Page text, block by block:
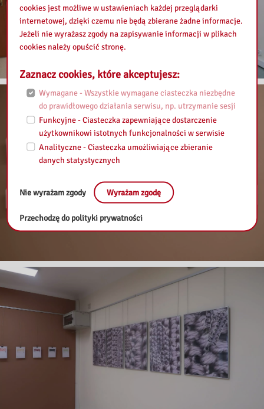
cookies jest możliwe w ustawieniach każdej przeglądarki
internetowej, dzięki czemu nie będą zbierane żadne informacje.
Jeżeli nie wyrażasz zgody na zapisywanie informacji w plikach
cookies należy opuścić stronę.
Zaznacz cookies, które akceptujesz:
Wymagane - Wszystkie wymagane ciasteczka niezbędne
do prawidłowego działania serwisu, np. utrzymanie sesji
Funkcyjne - Ciasteczka zapewniające dostarczenie
użytkownikowi istotnych funkcjonalności w serwisie
Analityczne - Ciasteczka umożliwiające zbieranie
danych statystycznych
Nie wyrażam zgody Wyrażam zgodę
Przechodzę do polityki prywatności